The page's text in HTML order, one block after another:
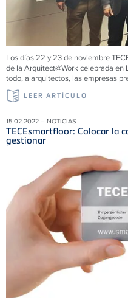
Los días 22 y 23 de noviembre
de la Arquitect@Work celebrada
todo, a arquitectos, las empresas
LEER ARTÍCULO
15.02.2022 – NOTICIAS
TECEsmartfloor: Colocar la
gestionar